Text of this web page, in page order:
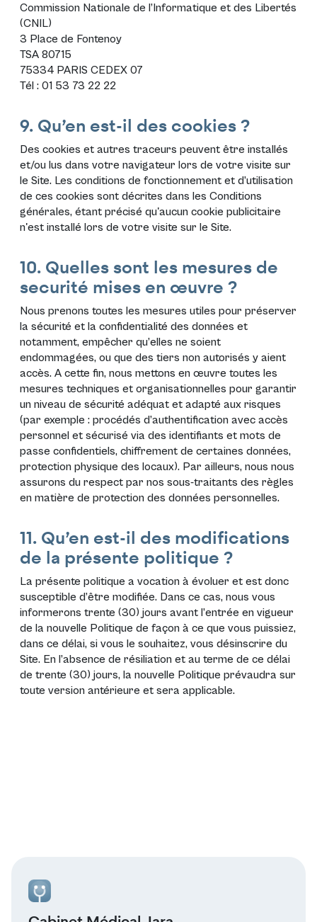
Commission Nationale de l’Informatique et des Libertés
(CNIL)
3 Place de Fontenoy
TSA 80715
75334 PARIS CEDEX 07
Tél : 01 53 73 22 22
9. Qu’en est-il des cookies ?
Des cookies et autres traceurs peuvent être installés
et/ou lus dans votre navigateur lors de votre visite sur
le Site. Les conditions de fonctionnement et d’utilisation
de ces cookies sont décrites dans les Conditions
générales, étant précisé qu'aucun cookie publicitaire
n'est installé lors de votre visite sur le Site.
10. Quelles sont les mesures de
securité mises en œuvre ?
Nous prenons toutes les mesures utiles pour préserver
la sécurité et la confidentialité des données et
notamment, empêcher qu’elles ne soient
endommagées, ou que des tiers non autorisés y aient
accès. A cette fin, nous mettons en œuvre toutes les
mesures techniques et organisationnelles pour garantir
un niveau de sécurité adéquat et adapté aux risques
(par exemple : procédés d’authentification avec accès
personnel et sécurisé via des identifiants et mots de
passe confidentiels, chiffrement de certaines données,
protection physique des locaux). Par ailleurs, nous nous
assurons du respect par nos sous-traitants des règles
en matière de protection des données personnelles.
11. Qu’en est-il des modifications
de la présente politique ?
La présente politique a vocation à évoluer et est donc
susceptible d’être modifiée. Dans ce cas, nous vous
informerons trente (30) jours avant l’entrée en vigueur
de la nouvelle Politique de façon à ce que vous puissiez,
dans ce délai, si vous le souhaitez, vous désinscrire du
Site. En l’absence de résiliation et au terme de ce délai
de trente (30) jours, la nouvelle Politique prévaudra sur
toute version antérieure et sera applicable.